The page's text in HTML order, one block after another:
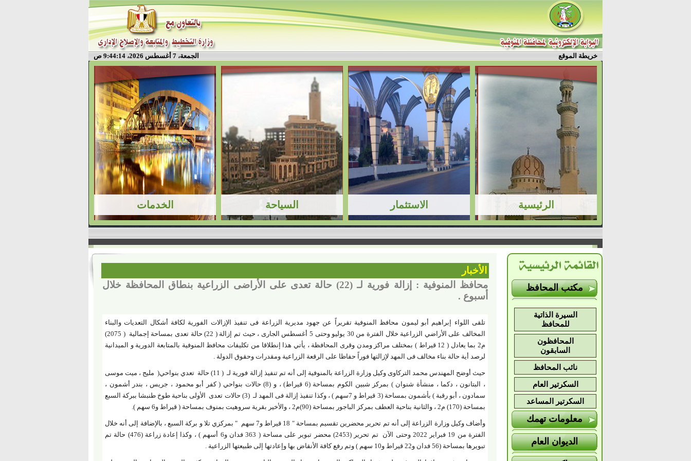
خريطة الموقع الجمعة، 7 أغسطس 2026، 9:44:14 ص
مكتب المحافظ
السيرة الذاتية
للمحافظ
المحافظون
السابقون
نائب المحافظ
السكرتير العام
السكرتير المساعد
معلومات تهمك
الديوان العام
الأخبار
محافظ المنوفية : إزالة فورية لـ (22) حالة تعدى على الأراضى الزراعية بنطاق المحافظة خلال
أسبوع .
تلقى اللواء إبراهيم أبو ليمون محافظ المنوفية تقريراً عن جهود مديرية الزراعة فى تنفيذ الإزالات الفورية لكافة أشكال التعديات والبناء
المخالف على الأراضي الزراعية خلال الفترة من 30 يوليو وحتى 5 أغسطس الجارى ، حيث تم إزالة ( 22) حالة تعدى بمساحة إجمالية ( 2075)
م2 بما يعادل ( 12 قيراط ) بمختلف مراكز ومدن وقرى المحافظة ، يأتي هذا إنطلاقا من تكليفات محافظ المنوفية بالمتابعة الدورية و الميدانية
لرصد أية حالة بناء مخالف فى المهد لإزالتها فوراً حفاظا على الرقعة الزراعية ومقدرات وحقوق الدولة .
حيث أوضح المهندس محمد التركاوى وكيل وزارة الزراعة بالمنوفية إلى أنه تم تنفيذ إزالة فورية لـ ( 11) حالة تعدي بنواحي( مليج ، ميت موسى
، البتانون ، دكما ، منشأة شنوان ) بمركز شبين الكوم بمساحة (6 قيراط) ، و (8) حالات بنواحي ( كفر أبو محمود ، جريس ، بندر أشمون ،
سمادون ، أبو رقبة ) بأشمون بمساحة (3 قيراط و 7سهم ) ، وكذا تنفيذ إزالة فى المهد لـ (3) حالات تعدى الأولى بناحية طوخ طنبشا ببركة السبع
بمساحة (170) م2 ، والثانية بناحية العطف بمركز الباجور بمساحة (90)م2 ، والأخير بقرية سروهيت بمنوف بمساحة ( قيراط و6 سهم ).
وأضاف وكيل وزارة الزراعة إلى أنه تم تحرير محضرين تقسيم بمساحة " 18 قيراط و7 سهم " بمركزي تلا و بركة السبع ، بالإضافة إلى أنه خلال
الفترة من 19 فبراير 2022 وحتى الآن تم تحرير (2453) محضر تبوير على مساحة ( 363 فدان و6 أسهم ) ، وكذا إعادة زراعة (476) حالة تم
تبويرها بمساحة (56 فدان و22 قيراط و10 سهم ) وتم رفع كافة الأنقاض بها وإعادتها إلى طبيعتها الزراعية
.